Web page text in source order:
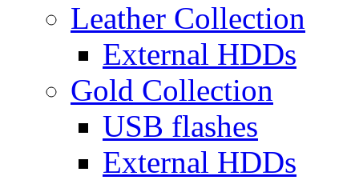
Leather Collection
External HDDs
Gold Collection
USB flashes
External HDDs